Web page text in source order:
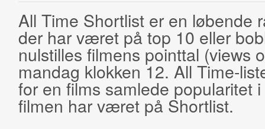
All Time Shortlist er en løbende
der har været på top 10 eller
nulstilles filmens pointtal (views
mandag klokken 12. All Time-
for en films samlede popularitet
filmen har været på Shortlist.